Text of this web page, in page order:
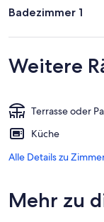
Badezimmer 1
Weitere
Terrasse oder
Küche
Alle Details zu
Mehr zu